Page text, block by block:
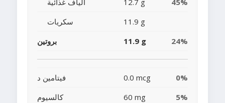
ألياف غذائية 12.7 g
45%
سكريات
11.9 g
بروتين
11.9 g 24%
فيتامين د 0.0 mcg
0%
كالسيوم
60 mg
5%